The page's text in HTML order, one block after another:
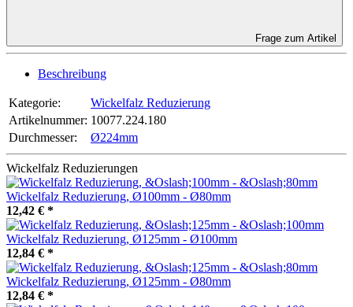
Frage zum Artikel
Beschreibung
Kategorie:
Wickelfalz Reduzierung
Artikelnummer: 10077.224.180
Durchmesser‍:
Ø224mm
Wickelfalz Reduzierungen
Wickelfalz Reduzierung, Ø100mm - Ø80mm
12,42 € *
Wickelfalz Reduzierung, Ø125mm - Ø100mm
12,84 € *
Wickelfalz Reduzierung, Ø125mm - Ø80mm
12,84 € *